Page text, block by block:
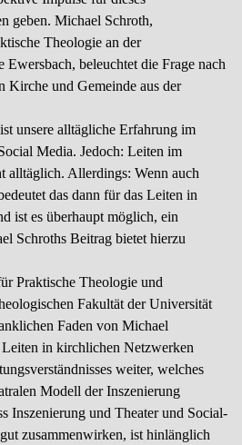
geben. Michael Schroth,
Theologie an der
beleuchtet die Frage nach
Kirche und Gemeinde aus der
unsere alltägliche Erfahrung im
Media. Jedoch: Leiten im
alltäglich. Allerdings: Wenn auch
das dann für das Leiten in
ist es überhaupt möglich, ein
Schroths Beitrag bietet hierzu
Praktische Theologie und
Fakultät der Universität
Faden von Michael
in kirchlichen Netzwerken
weiter, welches
Modell der Inszenierung
Inszenierung und Theater und Social-
zusammenwirken, ist hinlänglich